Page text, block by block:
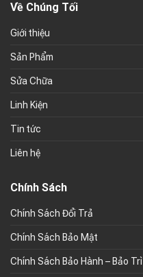
Về Chúng Tối
Giới thiệu
Sản Phẩm
Sửa Chữa
Linh Kiện
Tin tức
Liên hệ
Chính Sách
Chính Sách Đổi Trả
Chính Sách Bảo Mật
Chính Sách Bảo Hành – Bảo Trì